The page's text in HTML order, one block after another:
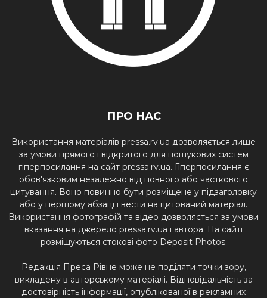
ПРО НАС
Використання матеріалів pressa.rv.ua дозволяється лише
за умови прямого і відкритого для пошукових систем
гіперпосилання на сайт pressa.rv.ua. Гіперпосилання є
обов'язковим незалежно від повного або часткового
цитування. Воно повинно бути розміщене у підзаголовку
або у першому абзаці і вести на цитований матеріал.
Використання фотографій та відео дозволяється за умови
вказання на джерело pressa.rv.ua і автора. На сайті
розміщуються стокові фото Deposit Photos.
Редакція Преса Рівне може не поділяти точки зору,
викладену в авторському матеріалі. Відповідальність за
достовірність інформації, опублікованої в рекламних